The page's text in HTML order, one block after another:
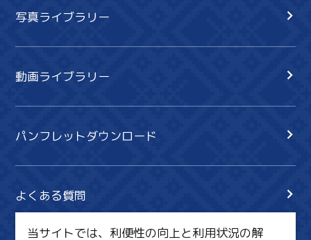
写真ライブラリー
動画ライブラリー
パンフレットダウンロード
よくある質問
当サイトでは、利便性の向上と利用状況の解